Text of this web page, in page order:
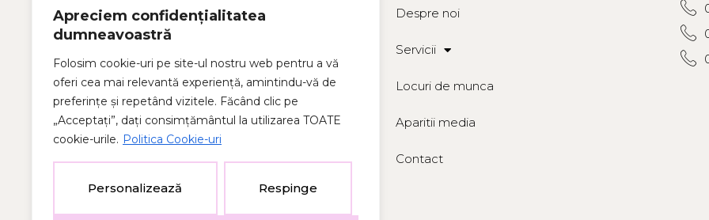
Apreciem confidențialitatea
dumneavoastră
Folosim cookie-uri pe site-ul nostru web pentru a vă
oferi cea mai relevantă experiență, amintindu-vă de
preferințe și repetând vizitele. Făcând clic pe
„Acceptați”, dați consimțământul la utilizarea TOATE
cookie-urile. Politica Cookie-uri
Personalizează Respinge
Politica de confidențialitate
Despre noi
Servicii
Locuri de munca
Aparitii media
Contact